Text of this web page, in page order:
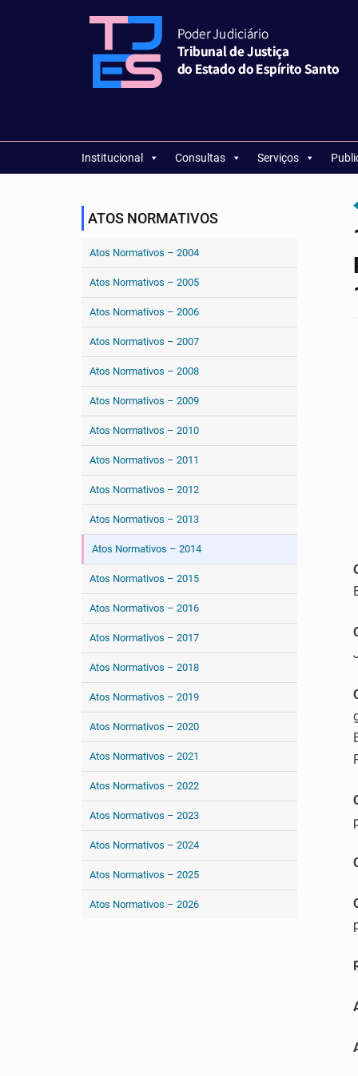
Institucional Consultas Serviços
ATOS NORMATIVOS
Atos Normativos – 2004
Atos Normativos – 2005
Atos Normativos – 2006
Atos Normativos – 2007
Atos Normativos – 2008
Atos Normativos – 2009
Atos Normativos – 2010
Atos Normativos – 2011
Atos Normativos – 2012
Atos Normativos – 2013
Atos Normativos – 2014
Atos Normativos – 2015
Atos Normativos – 2016
Atos Normativos – 2017
Atos Normativos – 2018
Atos Normativos – 2019
Atos Normativos – 2020
Atos Normativos – 2021
Atos Normativos – 2022
Atos Normativos – 2023
Atos Normativos – 2024
Atos Normativos – 2025
Atos Normativos – 2026